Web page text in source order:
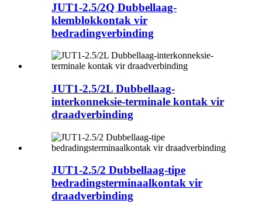
JUT1-2.5/2Q Dubbellaag-
klemblokkontak vir
bedradingverbinding
JUT1-2.5/2L Dubbellaag-
interkonneksie-terminale kontak vir
draadverbinding
JUT1-2.5/2 Dubbellaag-tipe
bedradingsterminaalkontak vir
draadverbinding